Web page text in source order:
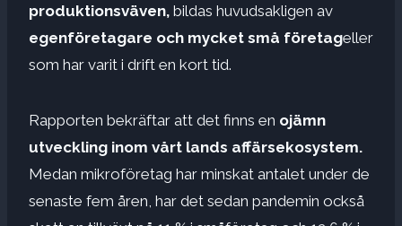
produktionsväven, bildas huvudsakligen av
egenföretagare och mycket små företageller
som har varit i drift en kort tid.
Rapporten bekräftar att det finns en ojämn
utveckling inom vårt lands affärsekosystem.
Medan mikroföretag har minskat antalet under de
senaste fem åren, har det sedan pandemin också